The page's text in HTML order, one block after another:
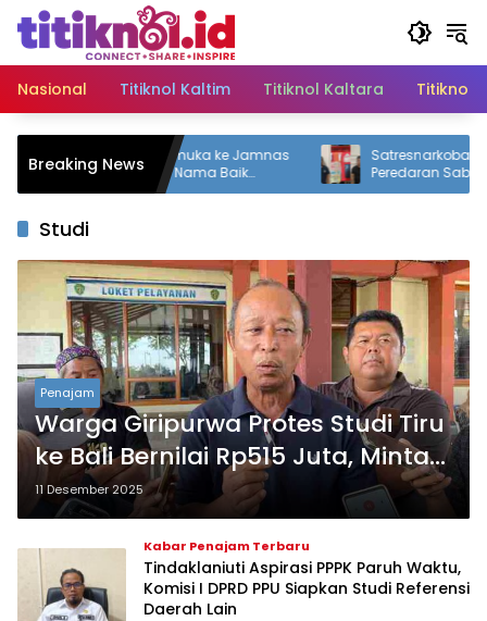
Langsung
konten
Nasional
Titiknol Kaltim Titiknol Kaltara Titiknol
Breaking News
71 Kontingen Pramuka ke Jamnas
Noor: Jaga Nama Baik
Satresnarkoba Polres
Peredaran Sabu, Dua
dengan 12 Paket
Studi
Penajam
Warga Giripurwa Protes Studi Tiru
ke Bali Bernilai Rp515 Juta, Minta
Inspektorat Tindaklanjuti
Penggunaan Dana Desa
11 Desember 2025
Kabar Penajam Terbaru
Tindaklaniuti Aspirasi PPPK Paruh Waktu,
Komisi I DPRD PPU Siapkan Studi Referensi
Daerah Lain